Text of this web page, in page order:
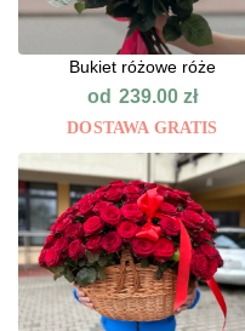
Bukiet różowe róże
od 239.00 zł
DOSTAWA GRATIS